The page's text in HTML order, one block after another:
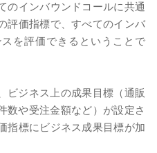
のインバウンドコールに共通
評価指標で、すべてのインバ
を評価できるということで
ビジネス上の成果目標（通販
数や受注金額など）が設定さ
指標にビジネス成果目標が加